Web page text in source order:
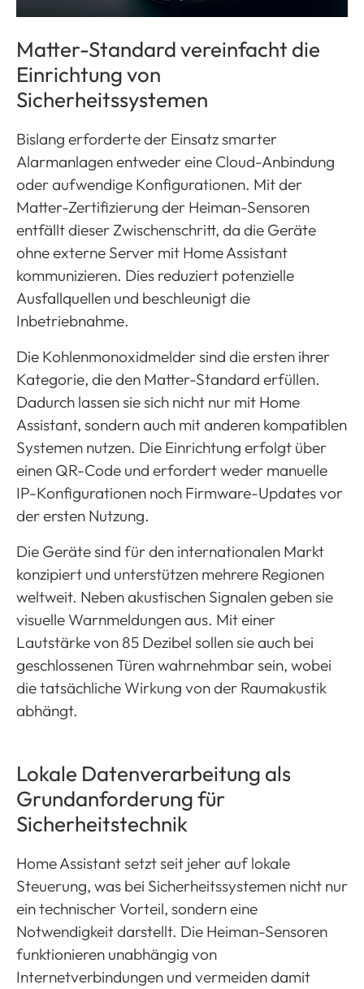
Matter-Standard vereinfacht die
Einrichtung von
Sicherheitssystemen
Bislang erforderte der Einsatz smarter
Alarmanlagen entweder eine Cloud-Anbindung
oder aufwendige Konfigurationen. Mit der
Matter-Zertifizierung der Heiman-Sensoren
entfällt dieser Zwischenschritt, da die Geräte
ohne externe Server mit Home Assistant
kommunizieren. Dies reduziert potenzielle
Ausfallquellen und beschleunigt die
Inbetriebnahme.
Die Kohlenmonoxidmelder sind die ersten ihrer
Kategorie, die den Matter-Standard erfüllen.
Dadurch lassen sie sich nicht nur mit Home
Assistant, sondern auch mit anderen kompatiblen
Systemen nutzen. Die Einrichtung erfolgt über
einen QR-Code und erfordert weder manuelle
IP-Konfigurationen noch Firmware-Updates vor
der ersten Nutzung.
Die Geräte sind für den internationalen Markt
konzipiert und unterstützen mehrere Regionen
weltweit. Neben akustischen Signalen geben sie
visuelle Warnmeldungen aus. Mit einer
Lautstärke von 85 Dezibel sollen sie auch bei
geschlossenen Türen wahrnehmbar sein, wobei
die tatsächliche Wirkung von der Raumakustik
abhängt.
Lokale Datenverarbeitung als
Grundanforderung für
Sicherheitstechnik
Home Assistant setzt seit jeher auf lokale
Steuerung, was bei Sicherheitssystemen nicht nur
ein technischer Vorteil, sondern eine
Notwendigkeit darstellt. Die Heiman-Sensoren
funktionieren unabhängig von
Internetverbindungen und vermeiden damit